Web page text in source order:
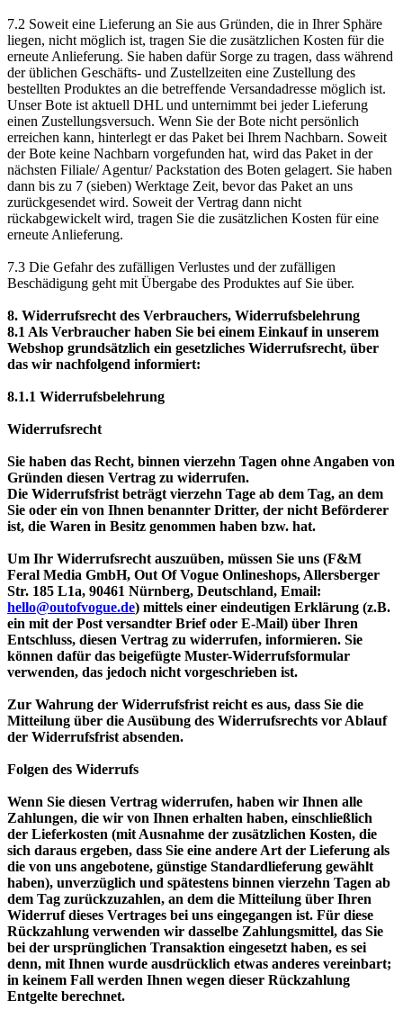
7.2 Soweit eine Lieferung an Sie aus Gründen, die in Ihrer Sphäre
liegen, nicht möglich ist, tragen Sie die zusätzlichen Kosten für die
erneute Anlieferung. Sie haben dafür Sorge zu tragen, dass während
der üblichen Geschäfts- und Zustellzeiten eine Zustellung des
bestellten Produktes an die betreffende Versandadresse möglich ist.
Unser Bote ist aktuell DHL und unternimmt bei jeder Lieferung
einen Zustellungsversuch. Wenn Sie der Bote nicht persönlich
erreichen kann, hinterlegt er das Paket bei Ihrem Nachbarn. Soweit
der Bote keine Nachbarn vorgefunden hat, wird das Paket in der
nächsten Filiale/ Agentur/ Packstation des Boten gelagert. Sie haben
dann bis zu 7 (sieben) Werktage Zeit, bevor das Paket an uns
zurückgesendet wird. Soweit der Vertrag dann nicht
rückabgewickelt wird, tragen Sie die zusätzlichen Kosten für eine
erneute Anlieferung.
7.3 Die Gefahr des zufälligen Verlustes und der zufälligen
Beschädigung geht mit Übergabe des Produktes auf Sie über.
8. Widerrufsrecht des Verbrauchers, Widerrufsbelehrung
8.1 Als Verbraucher haben Sie bei einem Einkauf in unserem
Webshop grundsätzlich ein gesetzliches Widerrufsrecht, über
das wir nachfolgend informiert:
8.1.1 Widerrufsbelehrung
Widerrufsrecht
Sie haben das Recht, binnen vierzehn Tagen ohne Angaben von
Gründen diesen Vertrag zu widerrufen.
Die Widerrufsfrist beträgt vierzehn Tage ab dem Tag, an dem
Sie oder ein von Ihnen benannter Dritter, der nicht Beförderer
ist, die Waren in Besitz genommen haben bzw. hat.
Um Ihr Widerrufsrecht auszuüben, müssen Sie uns (F&M
Feral Media GmbH, Out Of Vogue Onlineshops, Allersberger
Str. 185 L1a, 90461 Nürnberg, Deutschland, Email:
hello@outofvogue.de) mittels einer eindeutigen Erklärung (z.B.
ein mit der Post versandter Brief oder E-Mail) über Ihren
Entschluss, diesen Vertrag zu widerrufen, informieren. Sie
können dafür das beigefügte Muster-Widerrufsformular
verwenden, das jedoch nicht vorgeschrieben ist.
Zur Wahrung der Widerrufsfrist reicht es aus, dass Sie die
Mitteilung über die Ausübung des Widerrufsrechts vor Ablauf
der Widerrufsfrist absenden.
Folgen des Widerrufs
Wenn Sie diesen Vertrag widerrufen, haben wir Ihnen alle
Zahlungen, die wir von Ihnen erhalten haben, einschließlich
der Lieferkosten (mit Ausnahme der zusätzlichen Kosten, die
sich daraus ergeben, dass Sie eine andere Art der Lieferung als
die von uns angebotene, günstige Standardlieferung gewählt
haben), unverzüglich und spätestens binnen vierzehn Tagen ab
dem Tag zurückzuzahlen, an dem die Mitteilung über Ihren
Widerruf dieses Vertrages bei uns eingegangen ist. Für diese
Rückzahlung verwenden wir dasselbe Zahlungsmittel, das Sie
bei der ursprünglichen Transaktion eingesetzt haben, es sei
denn, mit Ihnen wurde ausdrücklich etwas anderes vereinbart;
in keinem Fall werden Ihnen wegen dieser Rückzahlung
Entgelte berechnet.